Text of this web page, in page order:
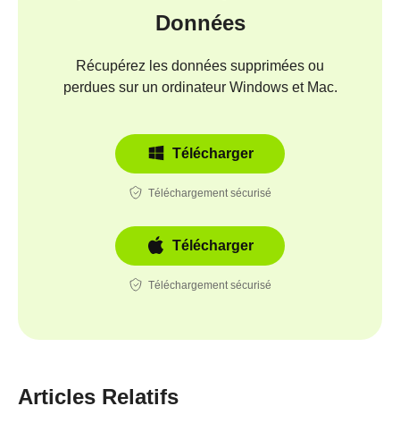
Données
Récupérez les données supprimées ou
perdues sur un ordinateur Windows et Mac.
Télécharger
Téléchargement sécurisé
Télécharger
Téléchargement sécurisé
Articles Relatifs